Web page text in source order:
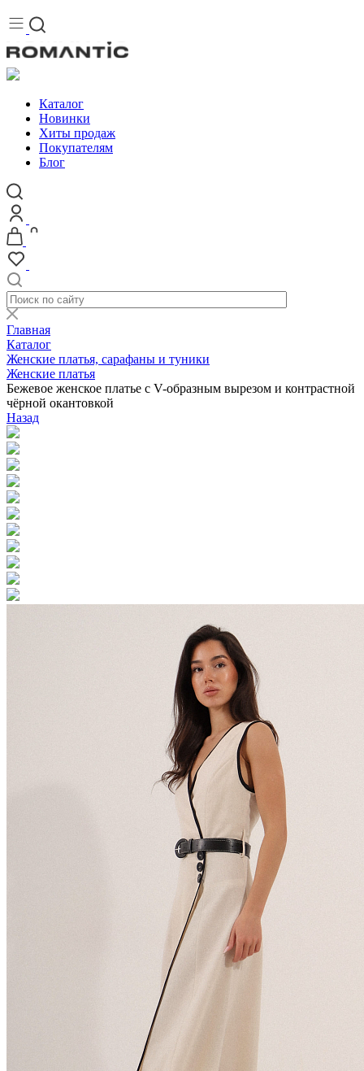
Каталог
Новинки
Хиты продаж
Покупателям
Блог
Главная
Каталог
Женские платья, сарафаны и туники
Женские платья
Бежевое женское платье с V-образным вырезом и контрастной
чёрной окантовкой
Назад